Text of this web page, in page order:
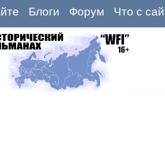
Блоги Форум Что с